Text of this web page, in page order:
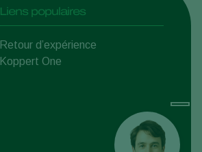
Liens populaires
Retour d’expérience
Koppert One